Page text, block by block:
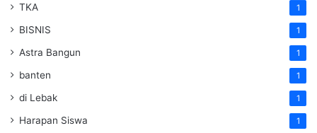
TKA 1
BISNIS 1
Astra Bangun 1
banten 1
di Lebak 1
Harapan Siswa 1